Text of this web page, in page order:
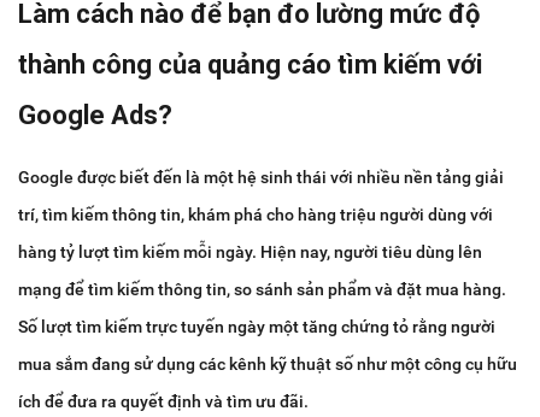
Làm cách nào để bạn đo lường mức độ
thành công của quảng cáo tìm kiếm với
Google Ads?
Google được biết đến là một hệ sinh thái với nhiều nền tảng giải
trí, tìm kiếm thông tin, khám phá cho hàng triệu người dùng với
hàng tỷ lượt tìm kiếm mỗi ngày. Hiện nay, người tiêu dùng lên
mạng để tìm kiếm thông tin, so sánh sản phẩm và đặt mua hàng.
Số lượt tìm kiếm trực tuyến ngày một tăng chứng tỏ rằng người
mua sắm đang sử dụng các kênh kỹ thuật số như một công cụ hữu
ích để đưa ra quyết định và tìm ưu đãi.